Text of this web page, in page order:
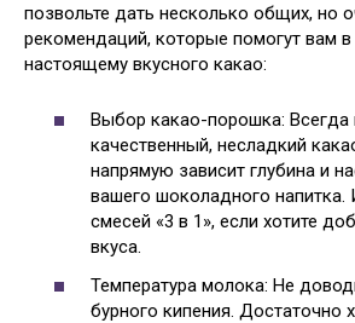
позвольте дать несколько общих, но
рекомендаций, которые помогут вам в
настоящему вкусного какао:
Выбор какао-порошка: Всегда
качественный, несладкий
напрямую зависит глубина и
вашего шоколадного напитка.
смесей «3 в 1», если хотите
вкуса.
Температура молока: Не
бурного кипения. Достаточно